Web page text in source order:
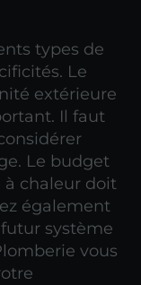
types de
Le
extérieure
Il faut
Le budget
chaleur doit
également
système
vous